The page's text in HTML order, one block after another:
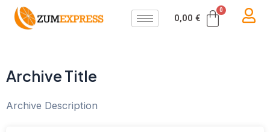
0,00 €
Archive Title
Archive Description